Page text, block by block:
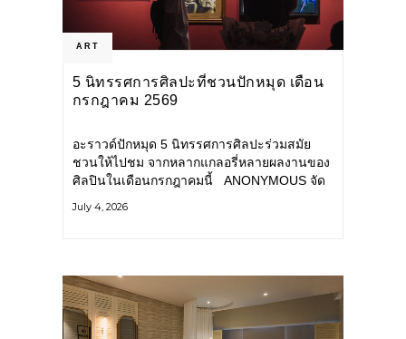
ART
5 นิทรรศการศิลปะที่ชวนปักหมุด เดือน
กรกฎาคม 2569
อะราวด์ปักหมุด 5 นิทรรศการศิลปะร่วมสมัย
ชวนให้ไปชม จากหลากแกลอรี่หลายผลงานของ
ศิลปินในเดือนกรกฎาคมนี้ ANONYMOUS จัด
กลุ่ม Anonymous โดยมี นิ่ม
July 4, 2026